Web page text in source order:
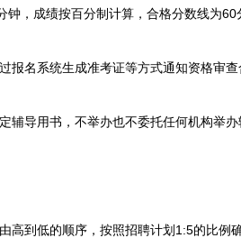
成绩按百分制计算，合格分数线为60
名系统生成准考证等方式通知资格审查
导用书，不举办也不委托任何机构举办
到低的顺序，按照招聘计划1:5的比例确